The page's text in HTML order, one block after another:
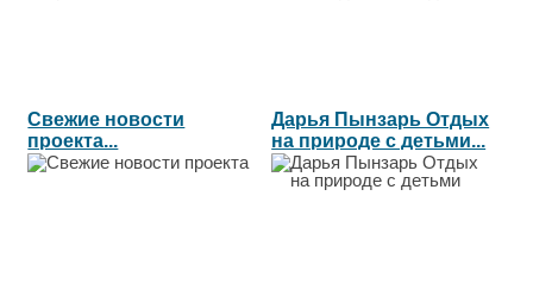
Свежие новости
проекта...
Дарья Пынзарь Отдых
на природе с детьми...